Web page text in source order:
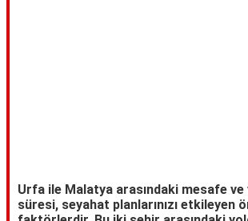
Urfa ile Malatya arasındaki mesafe
süresi, seyahat planlarınızı etkileyen